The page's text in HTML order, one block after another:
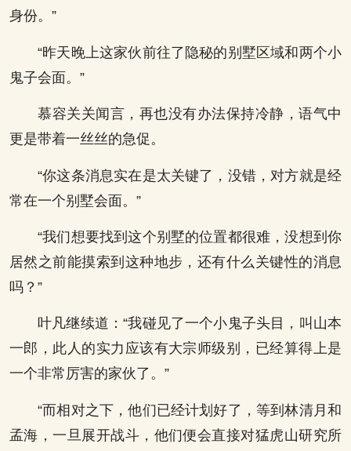
身份。”
“昨天晚上这家伙前往了隐秘的别墅区域和两个小
鬼子会面。”
慕容关关闻言，再也没有办法保持冷静，语气中
更是带着一丝丝的急促。
“你这条消息实在是太关键了，没错，对方就是经
常在一个别墅会面。”
“我们想要找到这个别墅的位置都很难，没想到你
居然之前能摸索到这种地步，还有什么关键性的消息
吗？”
叶凡继续道：“我碰见了一个小鬼子头目，叫山本
一郎，此人的实力应该有大宗师级别，已经算得上是
一个非常厉害的家伙了。”
“而相对之下，他们已经计划好了，等到林清月和
孟海，一旦展开战斗，他们便会直接对猛虎山研究所